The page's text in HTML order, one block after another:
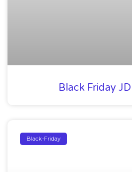
Black Friday
Black-Friday